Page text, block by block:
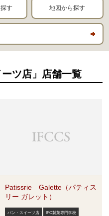
す 地図から探す
ツ店」店舗一覧
Patissrie Galette（パティス
リー ガレット）
パン・スイーツ店 IFC製菓専門学校